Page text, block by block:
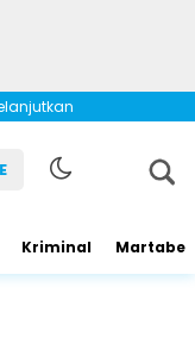
Kriminal Martabe